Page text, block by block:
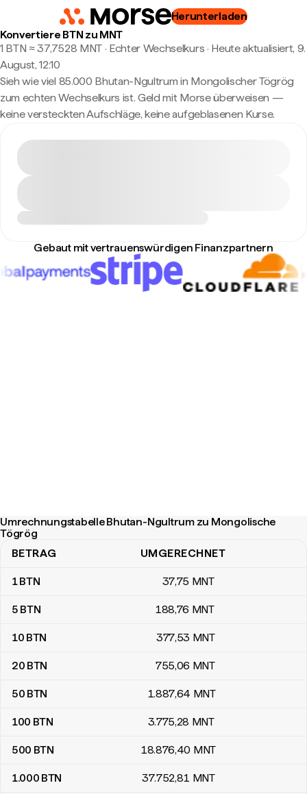
Herunterladen
Konvertiere BTN zu MNT
1 BTN ≈ 37,7528 MNT · Echter Wechselkurs · Heute aktualisiert, 9.
August, 12:10
Sieh wie viel 85.000 Bhutan-Ngultrum in Mongolischer Tögrög
zum echten Wechselkurs ist. Geld mit Morse überweisen —
keine versteckten Aufschläge, keine aufgeblasenen Kurse.
Gebaut mit vertrauenswürdigen Finanzpartnern
Umrechnungstabelle Bhutan-Ngultrum zu Mongolische
Tögrög
Umrechnungstabelle Bhutan-Ngultrum zu Mongolische Tögrög
BETRAG UMGERECHNET
1BTN 37,75 MNT
5 BTN 188,76 MNT
10 BTN 377,53 MNT
20 BTN 755,06 MNT
50 BTN 1.887,64 MNT
100 BTN 3.775,28 MNT
500 BTN 18.876,40 MNT
1.000 BTN 37.752,81 MNT